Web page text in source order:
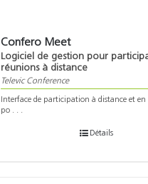
Confero Meet
Logiciel de gestion pour
réunions à distance
Televic Conference
Interface de participation à distance et en
po . . .
Détails